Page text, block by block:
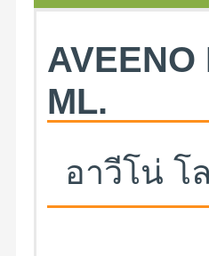
AVEENO
ML.
อาวีโน่ โ